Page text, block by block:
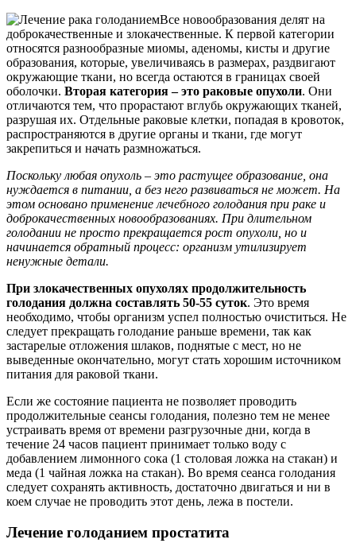
Все новообразования делят на
доброкачественные и злокачественные. К первой категории
относятся разнообразные миомы, аденомы, кисты и другие
образования, которые, увеличиваясь в размерах, раздвигают
окружающие ткани, но всегда остаются в границах своей
оболочки. Вторая категория – это раковые опухоли. Они
отличаются тем, что прорастают вглубь окружающих тканей,
разрушая их. Отдельные раковые клетки, попадая в кровоток,
распространяются в другие органы и ткани, где могут
закрепиться и начать размножаться.
Поскольку любая опухоль – это растущее образование, она
нуждается в питании, а без него развиваться не может. На
этом основано применение лечебного голодания при раке и
доброкачественных новообразованиях. При длительном
голодании не просто прекращается рост опухоли, но и
начинается обратный процесс: организм утилизирует
ненужные детали.
При злокачественных опухолях продолжительность
голодания должна составлять 50-55 суток. Это время
необходимо, чтобы организм успел полностью очиститься. Не
следует прекращать голодание раньше времени, так как
застарелые отложения шлаков, поднятые с мест, но не
выведенные окончательно, могут стать хорошим источником
питания для раковой ткани.
Если же состояние пациента не позволяет проводить
продолжительные сеансы голодания, полезно тем не менее
устраивать время от времени разгрузочные дни, когда в
течение 24 часов пациент принимает только воду с
добавлением лимонного сока (1 столовая ложка на стакан) и
меда (1 чайная ложка на стакан). Во время сеанса голодания
следует сохранять активность, достаточно двигаться и ни в
коем случае не проводить этот день, лежа в постели.
Лечение голоданием простатита